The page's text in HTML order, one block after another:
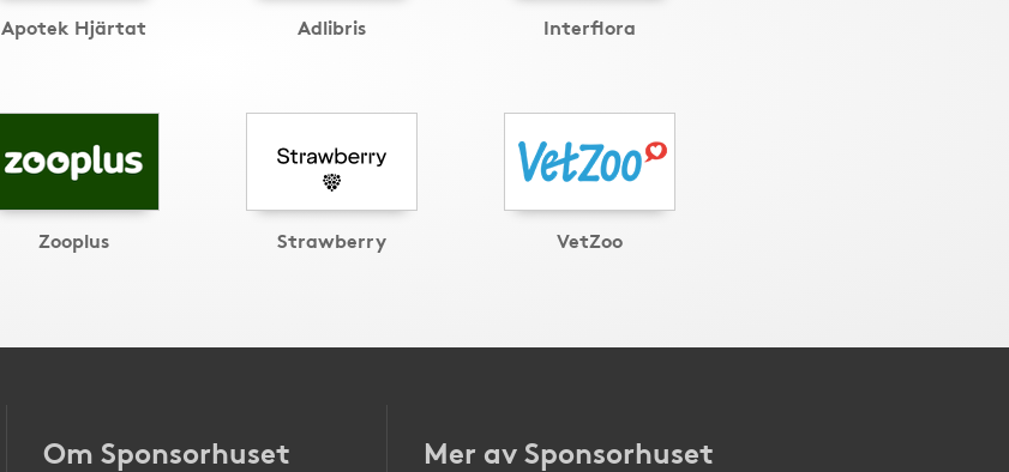
Apotek Hjärtat Adlibris Interflora
Zooplus Strawberry VetZoo
Om Sponsorhuset Mer av Sponsorhuset